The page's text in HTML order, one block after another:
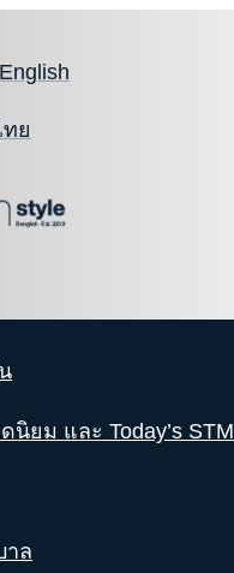
English
ทย
นิยม และ Today’s STM
าล